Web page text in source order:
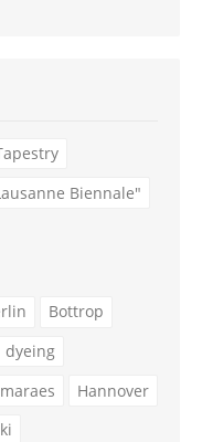
Biennale"
Bottrop
dyeing
Hannover